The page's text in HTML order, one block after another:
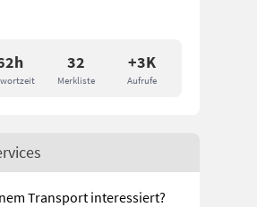
32
Merkliste
+3K
Aufrufe
Transport interessiert?